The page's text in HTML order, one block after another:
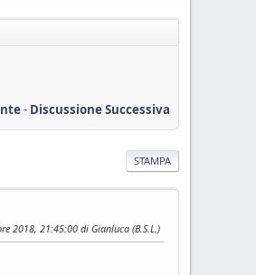
- Discussione Successiva
STAMPA
2018, 21:45:00 di Gianluca (B.S.L.)